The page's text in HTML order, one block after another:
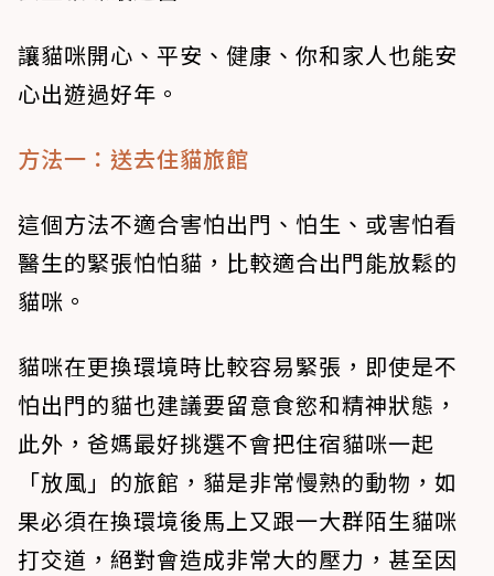
讓貓咪開心、平安、健康、你和家人也能安
心出遊過好年。
方法一：送去住貓旅館
這個方法不適合害怕出門、怕生、或害怕看
醫生的緊張怕怕貓，比較適合出門能放鬆的
貓咪。
貓咪在更換環境時比較容易緊張，即使是不
怕出門的貓也建議要留意食慾和精神狀態，
此外，爸媽最好挑選不會把住宿貓咪一起
「放風」的旅館，貓是非常慢熟的動物，如
果必須在換環境後馬上又跟一大群陌生貓咪
打交道，絕對會造成非常大的壓力，甚至因